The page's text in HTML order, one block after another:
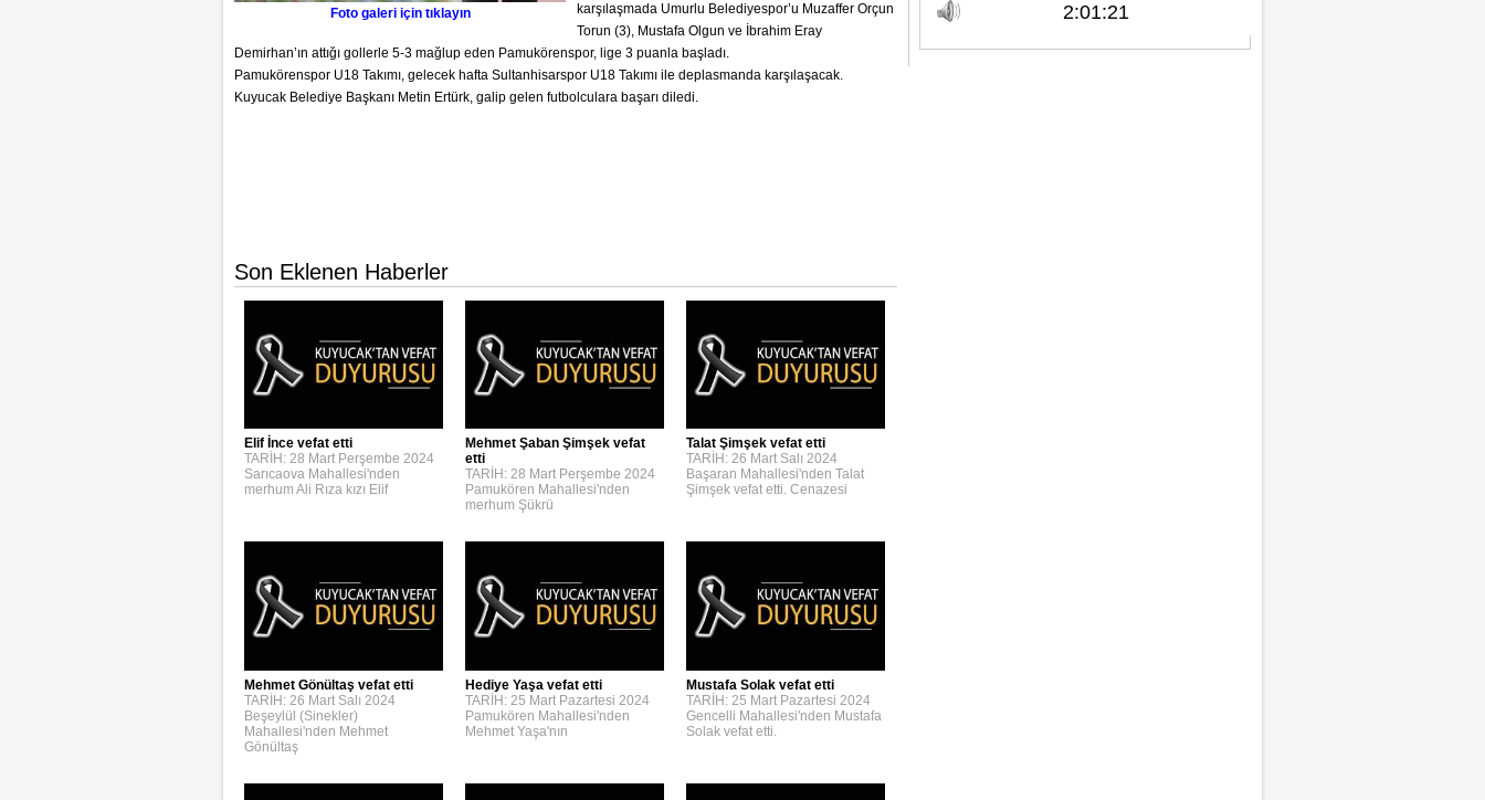
Foto galeri için tıklayın
karşılaşmada Umurlu Belediyespor’u Muzaffer Orçun
Torun (3), Mustafa Olgun ve İbrahim Eray
Demirhan’ın attığı gollerle 5-3 mağlup eden Pamukörenspor, lige 3 puanla başladı.
Pamukörenspor U18 Takımı, gelecek hafta Sultanhisarspor U18 Takımı ile deplasmanda karşılaşacak.
Kuyucak Belediye Başkanı Metin Ertürk, galip gelen futbolculara başarı diledi.
Son Eklenen Haberler
Elif İnce vefat etti
TARİH: 28 Mart Perşembe 2024
Sarıcaova Mahallesi'nden
merhum Ali Rıza kızı Elif
Mehmet Şaban Şimşek vefat
etti
TARİH: 28 Mart Perşembe 2024
Pamukören Mahallesi'nden
merhum Şükrü
Talat Şimşek vefat etti
TARİH: 26 Mart Salı 2024
Başaran Mahallesi'nden Talat
Şimşek vefat etti. Cenazesi
Mehmet Gönültaş vefat etti
TARİH: 26 Mart Salı 2024
Beşeylül (Sinekler)
Mahallesi'nden Mehmet
Gönültaş
Hediye Yaşa vefat etti
TARİH: 25 Mart Pazartesi 2024
Pamukören Mahallesi'nden
Mehmet Yaşa'nın
Mustafa Solak vefat etti
TARİH: 25 Mart Pazartesi 2024
Gencelli Mahallesi'nden Mustafa
Solak vefat etti.